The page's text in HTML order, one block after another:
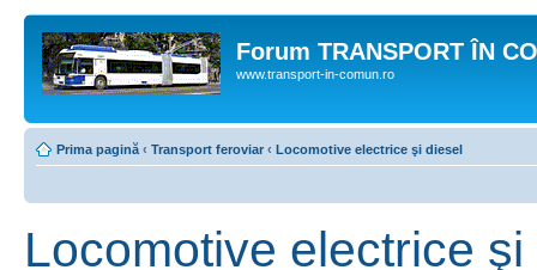
Forum TRANSPORT ÎN
www.transport-in-comun.ro
Prima pagină ‹ Transport feroviar ‹ Locomotive electrice şi diesel
Locomotive electrice